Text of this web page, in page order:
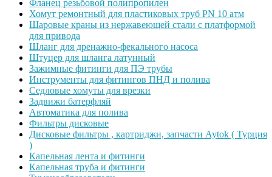
Фланец резьбовой полипропилен
Хомут ремонтный для пластиковых труб PN 10 атм
Шаровые краны из нержавеющей стали с платформой
для привода
Шланг для дренажно-фекального насоса
Штуцер для шланга латунный
Зажимные фитинги для ПЭ трубы
Инструменты для фитингов ПНД и полива
Седловые хомуты для врезки
Задвижи батерфляй
Автоматика для полива
Фильтры дисковые
Дисковые фильтры , картриджи, запчасти Aytok ( Турция
)
Капельная лента и фитинги
Капельная труба и фитинги